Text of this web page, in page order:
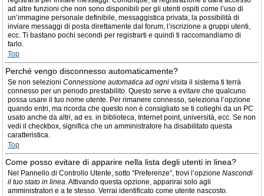
ad altre funzioni che non sono disponibili per gli utenti ospiti come l’uso di
un’immagine personale definibile, messaggistica privata, la possibilità di
inviare messaggi di posta direttamente dal forum, l’iscrizione a gruppi utenti,
ecc. Ti bastano pochi secondi per registrarti e quindi ti raccomandiamo di
farlo.
Top
Perché vengo disconnesso automaticamente?
Se non selezioni Connessione automatica ad ogni visita il sistema ti terrà
connesso per un periodo prestabilito. Questo serve a evitare che qualcuno
possa usare il tuo nome utente. Per rimanere connesso, seleziona l’opzione
quando entri, ma ricorda che questo non è consigliato se ti colleghi da un PC
usato anche da altri, ad es. in biblioteca, Internet point, università, ecc. Se non
vedi il checkbox, significa che un amministratore ha disabilitato questa
caratteristica.
Top
Come posso evitare di apparire nella lista degli utenti in linea?
Nel Pannello di Controllo Utente, sotto “Preferenze”, trovi l’opzione Nascondi
il tuo stato in linea. Attivando questa opzione, apparirai solo agli
amministratori e a te stesso. Verrai identificato come utente nascosto.